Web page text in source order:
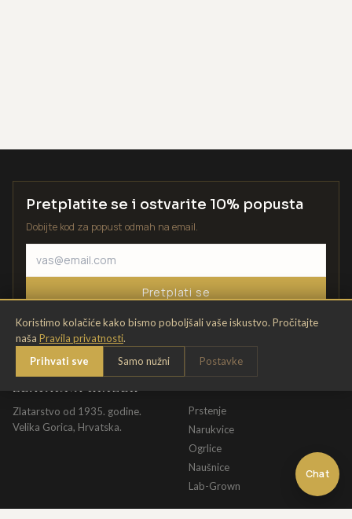
Chat
Koristimo kolačiće kako bismo poboljšali vaše iskustvo. Pročitajte
naša Pravila privatnosti.
Prihvati sve
Samo nužni Postavke
Pretplatite se i ostvarite 10% popusta
Dobijte kod za popust odmah na email.
Pretplati se
Zlatarstvo od 1935. godine.
Velika Gorica, Hrvatska.
Prstenje
Narukvice
Ogrlice
Naušnice
Lab-Grown